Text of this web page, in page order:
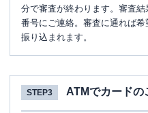
分で審査が終わります。審査
番号にご連絡。審査に通れば
振り込まれます。
STEP3 ATMでカードの